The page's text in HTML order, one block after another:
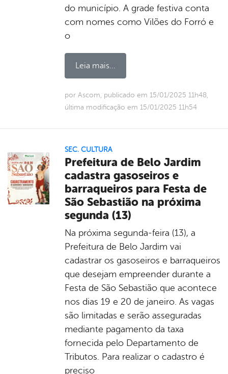
do município. A grade festiva conta
com nomes como Vilões do Forró e
o
Leia mais...
por Ascom, publicado em 15/01/2025 11h48,
última modificação em 15/01/2025 11h54
SEC. CULTURA
Prefeitura de Belo Jardim
cadastra gasoseiros e
barraqueiros para Festa de
São Sebastião na próxima
segunda (13)
Na próxima segunda-feira (13), a
Prefeitura de Belo Jardim vai
cadastrar os gasoseiros e barraqueiros
que desejam empreender durante a
Festa de São Sebastião que acontece
nos dias 19 e 20 de janeiro. As vagas
são limitadas e serão asseguradas
mediante pagamento da taxa
fornecida pelo Departamento de
Tributos. Para realizar o cadastro é
preciso